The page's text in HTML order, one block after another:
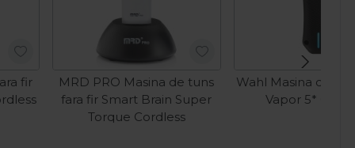
fir
MRD PRO Masina de tuns
fara fir Smart Brain Super
Torque Cordless
Wahl Masina de
Vapor 5*